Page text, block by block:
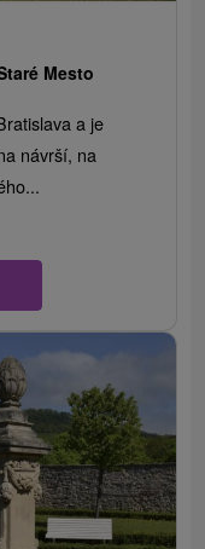
Mesto
a je
návrší, na